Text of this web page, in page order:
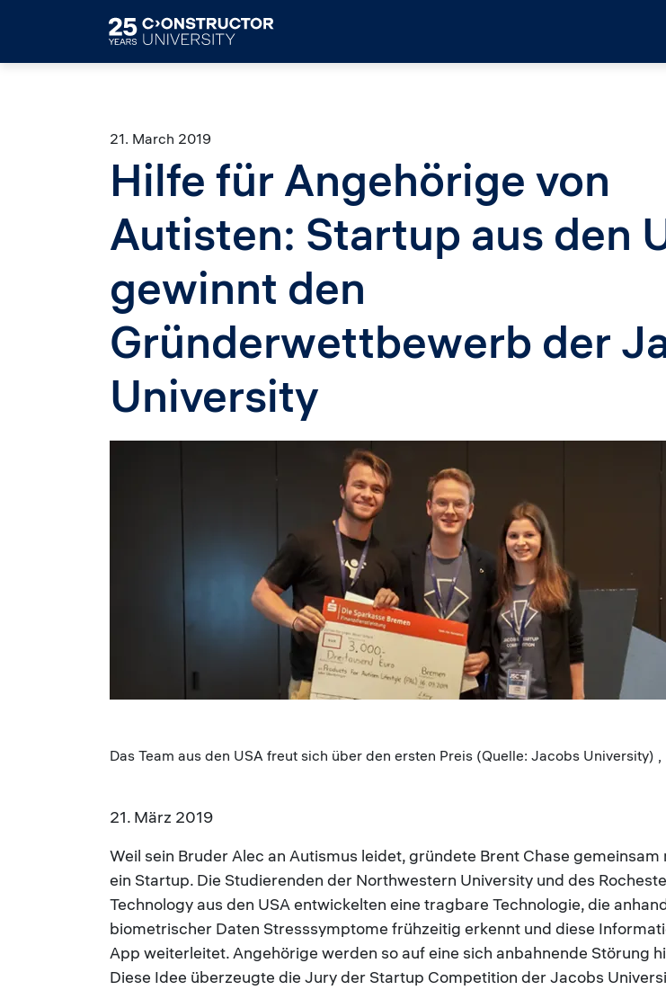
21. March 2019
Hilfe für Angehörige von
Autisten: Startup aus den
gewinnt den
Gründerwettbewerb der
University
Das Team aus den USA freut sich über den ersten Preis (Quelle: Jacobs University) ,
21. März 2019
Weil sein Bruder Alec an Autismus leidet, gründete Brent Chase gemeinsam
ein Startup. Die Studierenden der Northwestern University und des
Technology aus den USA entwickelten eine tragbare Technologie, die
biometrischer Daten Stresssymptome frühzeitig erkennt und diese
App weiterleitet. Angehörige werden so auf eine sich anbahnende Störung
Diese Idee überzeugte die Jury der Startup Competition der Jacobs